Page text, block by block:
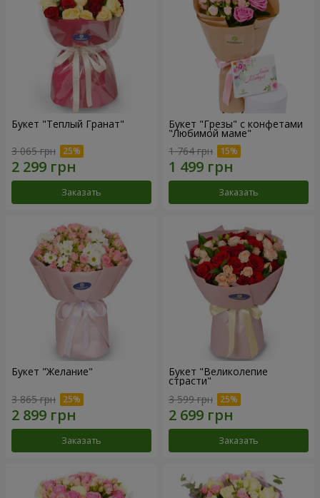
Букет "Теплый Гранат"
3 065 грн
Заказать
Букет "Грезы" с конфетами
"Любимой маме"
1 764 грн
Заказать
Букет "Желание"
3 865 грн
Заказать
Букет "Великолепие
страсти"
3 599 грн
Заказать